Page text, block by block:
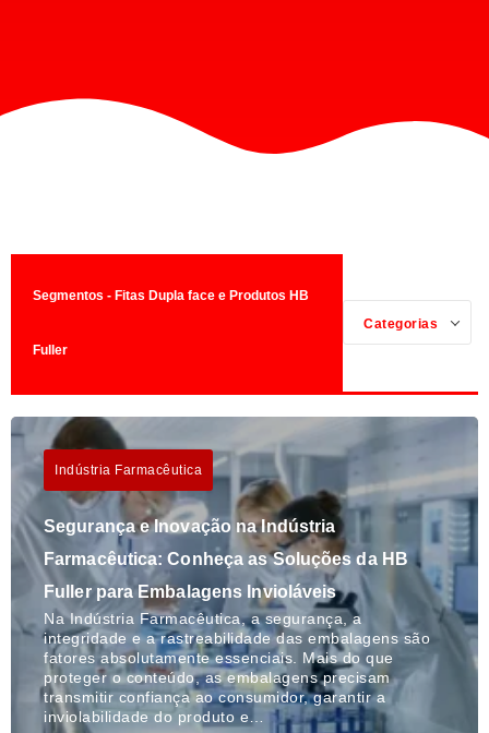
Segmentos - Fitas Dupla face e Produtos HB
Fuller
Categorias
Indústria Farmacêutica
Segurança e Inovação na Indústria
Farmacêutica: Conheça as Soluções da HB
Fuller para Embalagens Invioláveis
Na Indústria Farmacêutica, a segurança, a
integridade e a rastreabilidade das embalagens são
fatores absolutamente essenciais. Mais do que
proteger o conteúdo, as embalagens precisam
transmitir confiança ao consumidor, garantir a
inviolabilidade do produto e…